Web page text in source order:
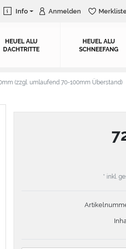
Info Anmelden
HEUEL ALU
DACHTRITTE
HEUEL ALU
SCHNEEFANG
(zzgl. umlaufend 70-100mm Überstand)
* inkl.